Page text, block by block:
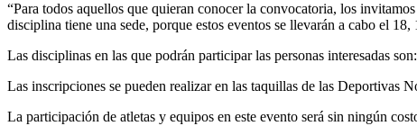
“Para todos aquellos que quieran conocer la convocatoria, los
disciplina tiene una sede, porque estos eventos se llevarán a cabo el
Las disciplinas en las que podrán participar las personas interesadas
Las inscripciones se pueden realizar en las taquillas de las Deportivas
La participación de atletas y equipos en este evento será sin ningún